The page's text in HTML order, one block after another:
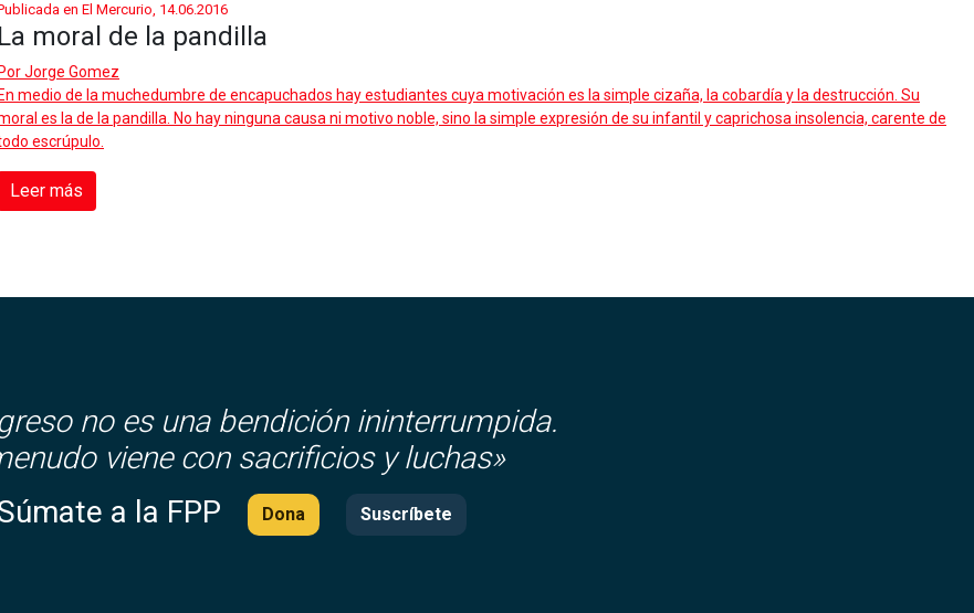
en El Mercurio, 14.06.2016
La moral de la pandilla
PorJorge Gomez
En medio de la muchedumbre de encapuchados hay estudiantes cuya motivación es la simple cizaña, la cobardía y la destrucción. Su
es la de la pandilla. No hay ninguna causa ni motivo noble, sino la simple expresión de su infantil y caprichosa insolencia, carente de
escrúpulo.
Leer más
no es una bendición ininterrumpida.
viene con sacrificios y luchas»
a la FPP
Dona Suscríbete